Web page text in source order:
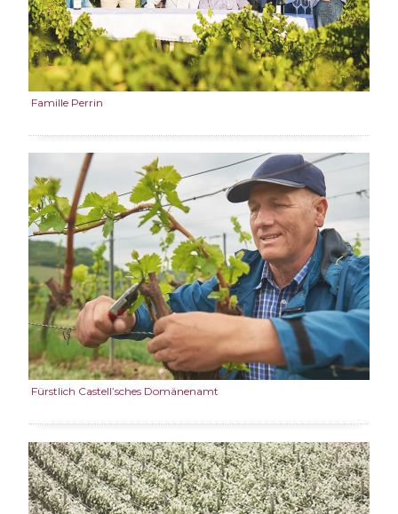
Famille Perrin
Fürstlich Castell’sches Domänenamt